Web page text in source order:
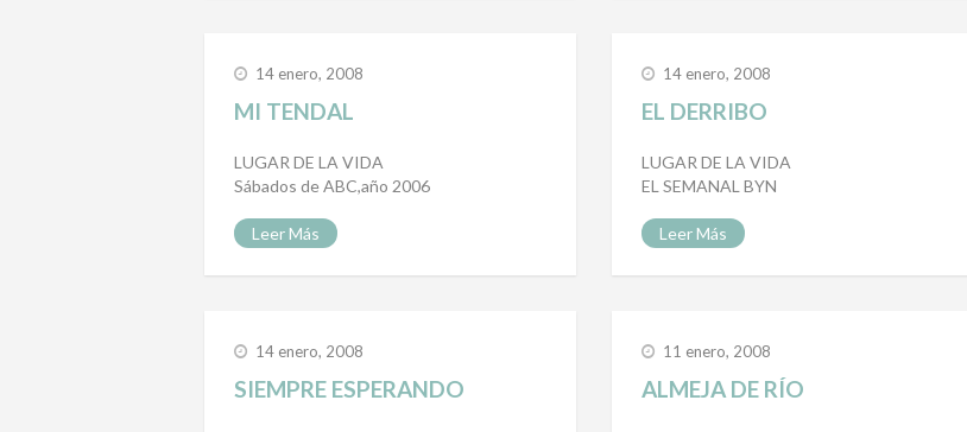
14 enero, 2008
MI TENDAL
LUGAR DE LA VIDA
Sábados de ABC,año 2006
Leer Más
14 enero, 2008
EL DERRIBO
LUGAR DE LA VIDA
EL SEMANAL BYN
Leer Más
14 enero, 2008
SIEMPRE ESPERANDO
11 enero, 2008
ALMEJA DE RÍO